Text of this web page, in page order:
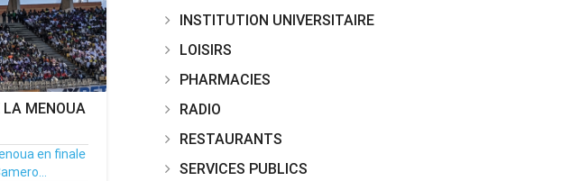
LA MENOUA
en finale
INSTITUTION UNIVERSITAIRE
LOISIRS
PHARMACIES
RADIO
RESTAURANTS
SERVICES PUBLICS